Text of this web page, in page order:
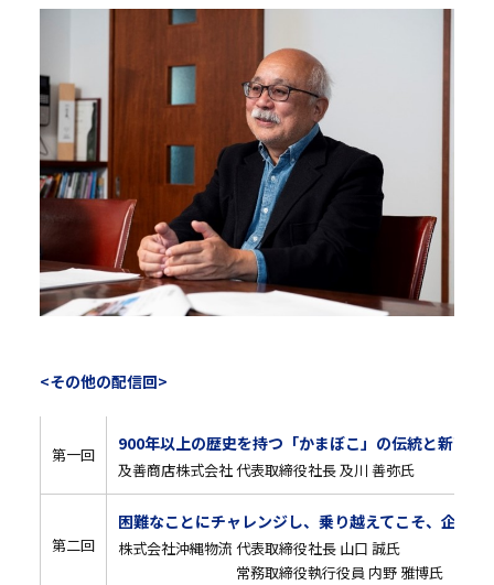
<その他の配信回>
第一回
900年以上の歴史を持つ「かまぼこ」の伝統と新商品
及善商店株式会社 代表取締役社長 及川 善弥氏
第二回
困難なことにチャレンジし、乗り越えてこそ、企業も
株式会社沖縄物流 代表取締役社長 山口 誠氏
常務取締役執行役員 内野 雅博氏